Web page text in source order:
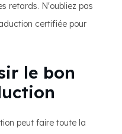
retards. N'oubliez pas
certifiée pour
le bon
peut faire toute la